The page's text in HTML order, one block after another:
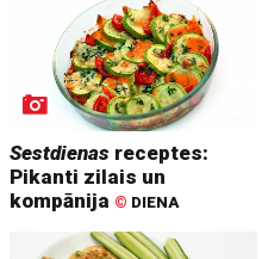
Sestdienas receptes:
Pikanti zilais un
kompānija © DIENA